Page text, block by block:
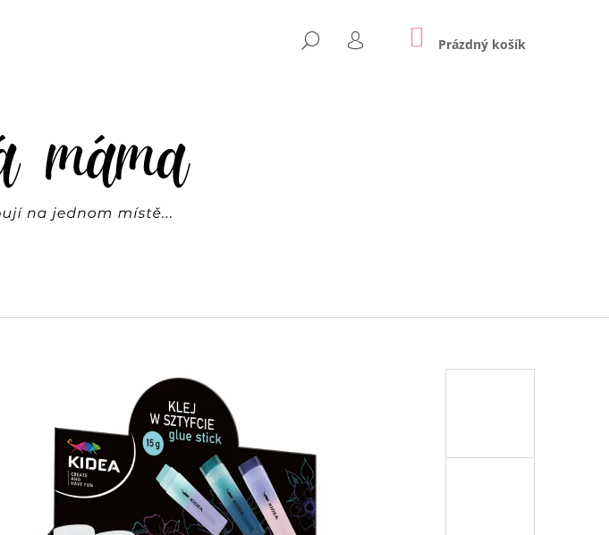
HLEDAT
PŘIHLÁŠENÍ
NÁKUPNÍ
KOŠÍK
Prázdný košík
HLEDAT
SVÍTÍCÍ HVĚZDY NA ZEĎ | REX LONDON
159 Kč